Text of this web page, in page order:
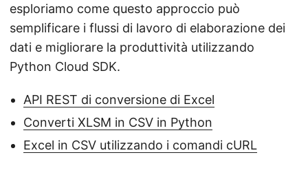
esploriamo come questo approccio può
semplificare i flussi di lavoro di elaborazione dei
dati e migliorare la produttività utilizzando
Python Cloud SDK.
API REST di conversione di Excel
Converti XLSM in CSV in Python
Excel in CSV utilizzando i comandi cURL